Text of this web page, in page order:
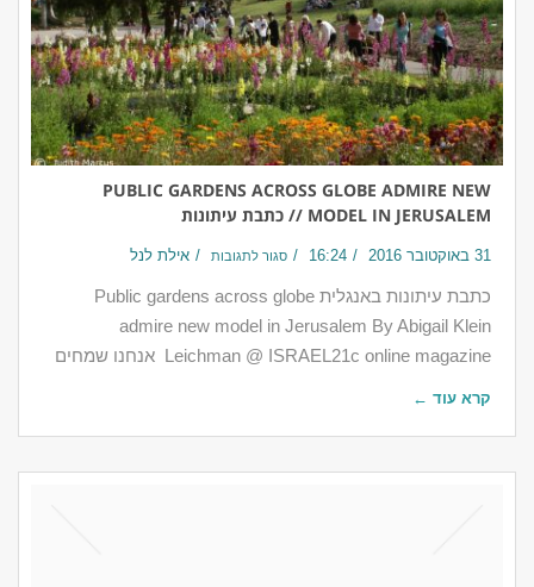
PUBLIC GARDENS ACROSS GLOBE ADMIRE NEW
MODEL IN JERUSALEM // כתבת עיתונות
31 באוקטובר 2016 16:24 סגור לתגובות אילת לנל
כתבת עיתונות באנגלית Public gardens across globe
admire new model in Jerusalem By Abigail Klein
Leichman @ ISRAEL21c online magazine אנחנו שמחים
קרא עוד ←